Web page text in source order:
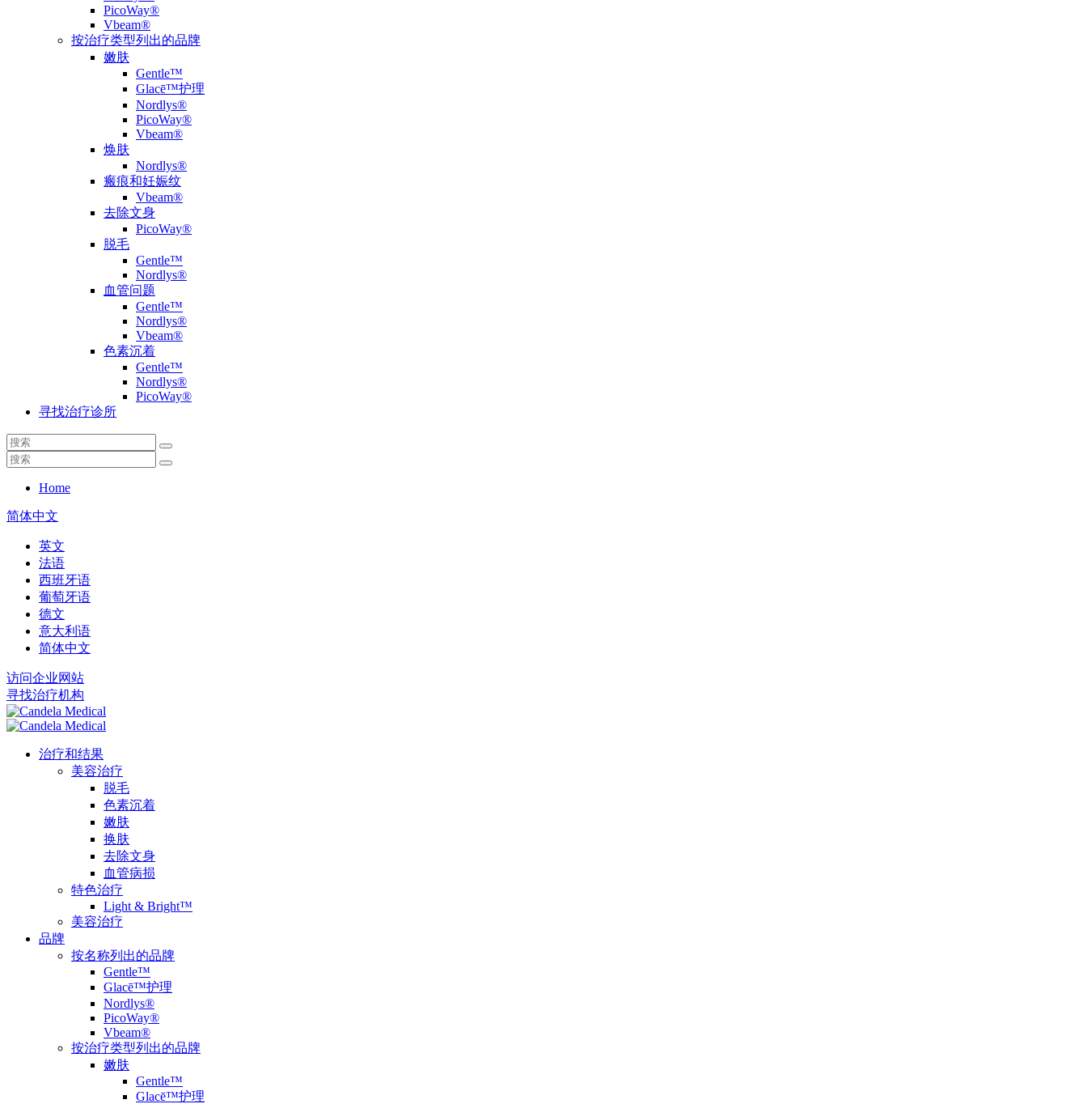
PicoWay®
Vbeam®
按治疗类型列出的品牌
嫩肤
Gentle™
Glacē™护理
Nordlys®
PicoWay®
Vbeam®
焕肤
Nordlys®
瘢痕和妊娠纹
Vbeam®
去除文身
PicoWay®
脱毛
Gentle™
Nordlys®
血管问题
Gentle™
Nordlys®
Vbeam®
色素沉着
Gentle™
Nordlys®
PicoWay®
寻找治疗诊所
Home
简体中文
英文
法语
西班牙语
葡萄牙语
德文
意大利语
简体中文
访问企业网站
寻找治疗机构
治疗和结果
美容治疗
脱毛
色素沉着
嫩肤
换肤
去除文身
血管病损
特色治疗
Light & Bright™
美容治疗
品牌
按名称列出的品牌
Gentle™
Glacē™护理
Nordlys®
PicoWay®
Vbeam®
按治疗类型列出的品牌
嫩肤
Gentle™
Glacē™护理